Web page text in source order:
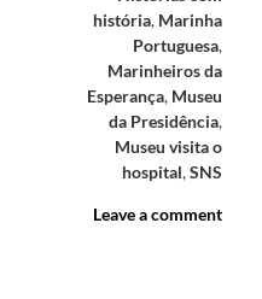
história, Marinha
Portuguesa,
Marinheiros da
Esperança, Museu
da Presidência,
Museu visita o
hospital,SNS
Leave a comment